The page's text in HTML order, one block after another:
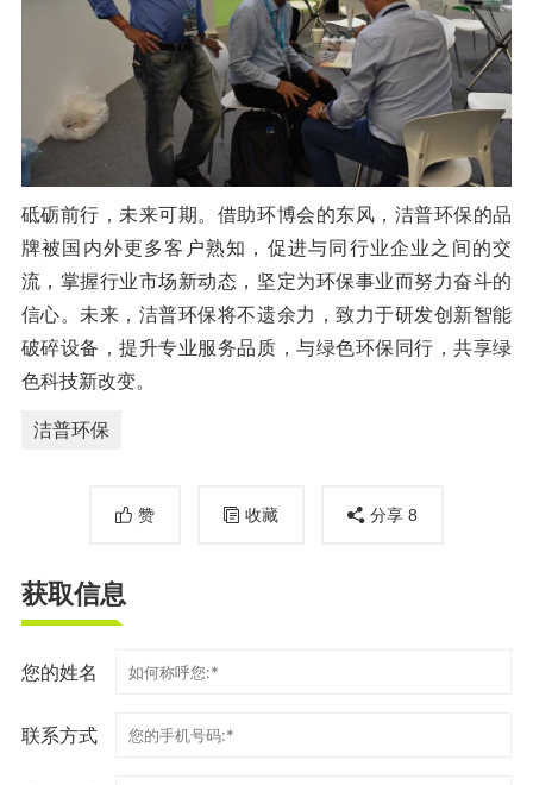
砥砺前行，未来可期。借助环博会的东风，洁普环保的品
牌被国内外更多客户熟知，促进与同行业企业之间的交
流，掌握行业市场新动态，坚定为环保事业而努力奋斗的
信心。未来，洁普环保将不遗余力，致力于研发创新智能
破碎设备，提升专业服务品质，与绿色环保同行，共享绿
色科技新改变。
洁普环保
赞 收藏 分享 8
获取信息
您的姓名
联系方式